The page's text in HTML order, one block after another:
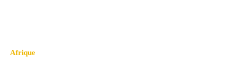
Afrique